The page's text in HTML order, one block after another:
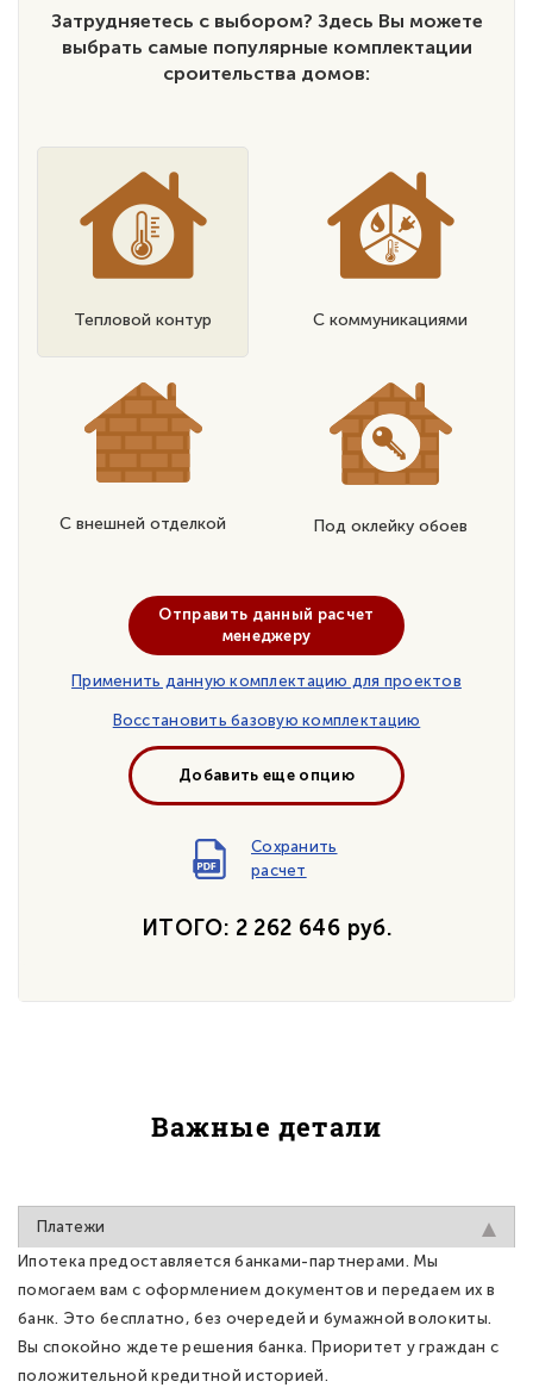
Затрудняетесь с выбором? Здесь Вы можете
выбрать самые популярные комплектации
сроительства домов:
Тепловой контур С коммуникациями
С внешней отделкой Под оклейку обоев
Отправить данный расчет
менеджеру
Применить данную комплектацию для проектов
Восстановить базовую комплектацию
Добавить еще опцию
Сохранить
расчет
ИТОГО: 2 262 646 руб.
Важные детали
Платежи
Ипотека предоставляется банками-партнерами. Мы
помогаем вам с оформлением документов и передаем их в
банк. Это бесплатно, без очередей и бумажной волокиты.
Вы спокойно ждете решения банка. Приоритет у граждан с
положительной кредитной историей.